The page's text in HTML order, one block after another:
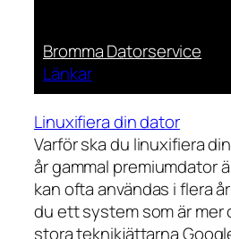
Bromma Datorservice
Länkar
Linuxifiera din dator
Varför ska du linuxifiera
år gammal premiumdator
kan ofta användas i flera
du ett system som är mer
stora teknikjättarna